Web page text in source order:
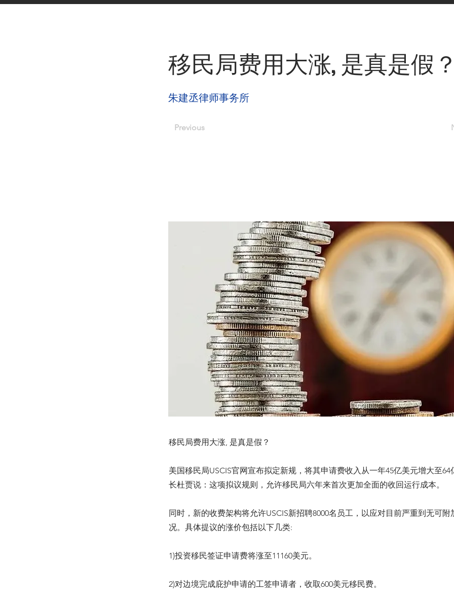
移民局费用大涨, 是真是假？
朱建丞律师事务所
Previous
移民局费用大涨, 是真是假？
美国移民局USCIS官网宣布拟定新规，将其申请费收入从一年45亿美元增大至64
长杜贾说：这项拟议规则，允许移民局六年来首次更加全面的收回运行成本。
同时，新的收费架构将允许USCIS新招聘8000名员工，以应对目前严重到无可
况。具体提议的涨价包括以下几类:
1)投资移民签证申请费将涨至11160美元。
2)对边境完成庇护申请的工签申请者，收取600美元移民费。